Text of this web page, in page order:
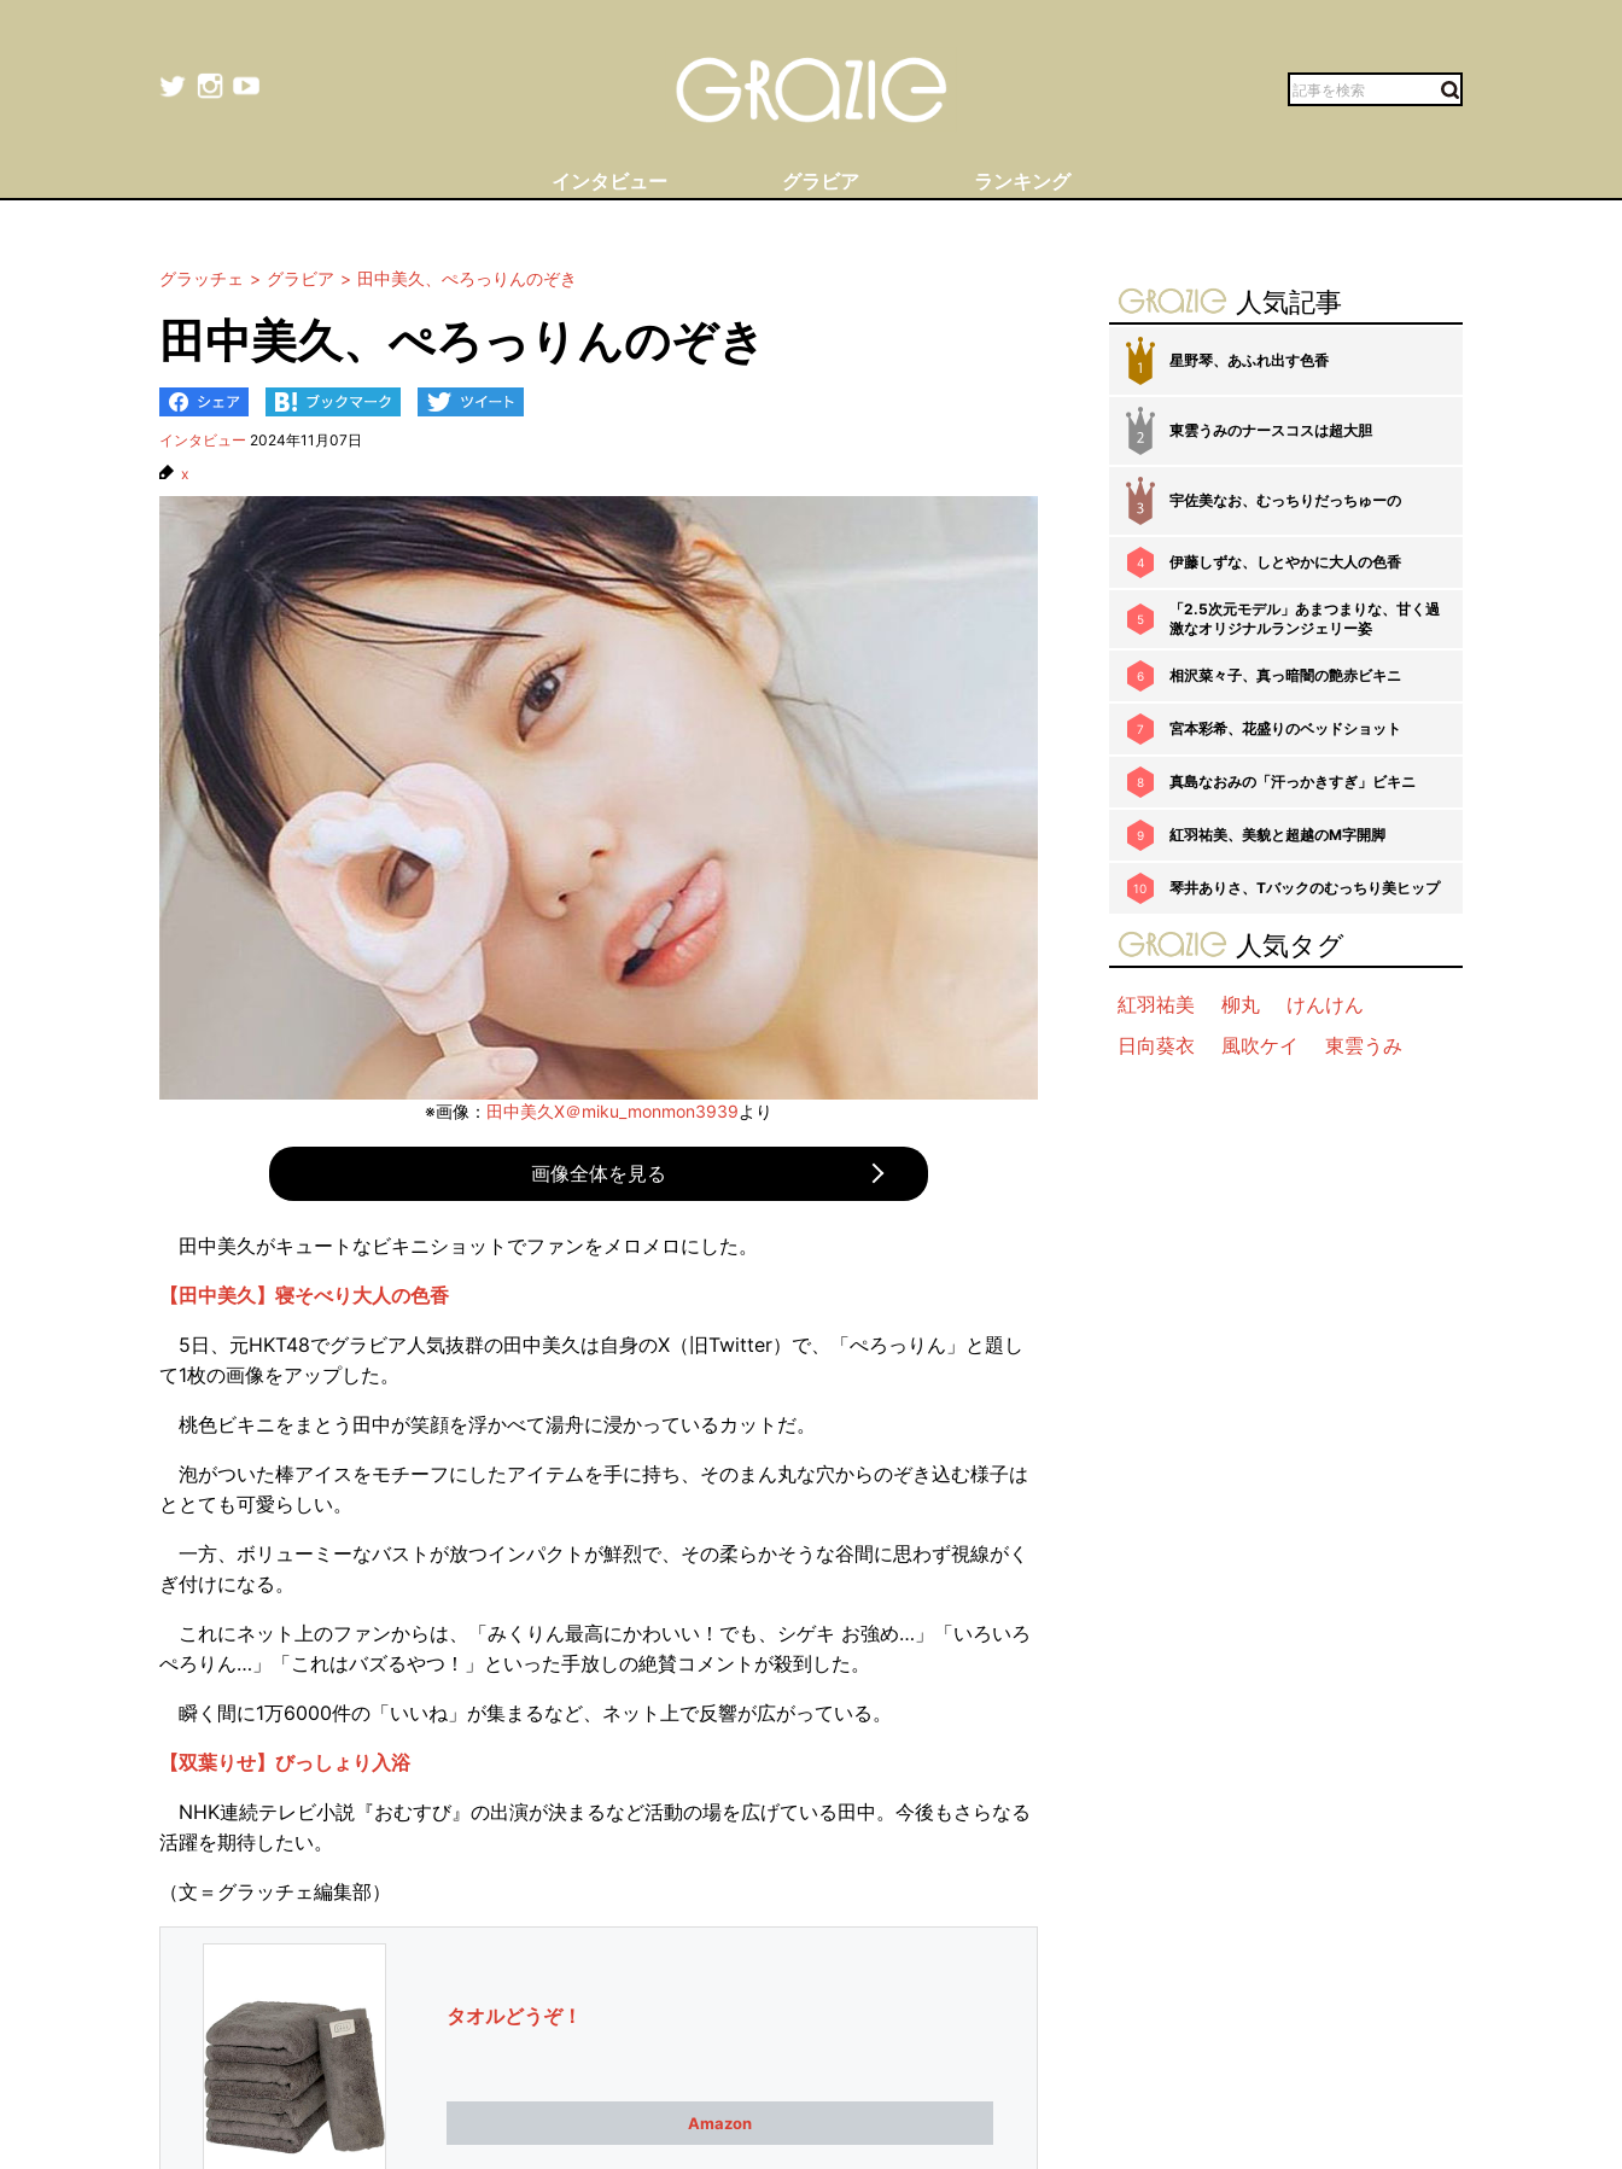
インタビュー グラビア ランキング
グラッチェ グラビア 田中美久、ぺろっりんのぞき
田中美久、ぺろっりんのぞき
インタビュー 2024年11月07日
x
※画像： 田中美久X＠miku_monmon3939より
画像全体を見る
田中美久がキュートなビキニショットでファンをメロメロにした。
【田中美久】寝そべり大人の色香
5日、元HKT48でグラビア人気抜群の田中美久は自身のX（旧Twitter）で、「ぺろっりん」と題し
て1枚の画像をアップした。
桃色ビキニをまとう田中が笑顔を浮かべて湯舟に浸かっているカットだ。
泡がついた棒アイスをモチーフにしたアイテムを手に持ち、そのまん丸な穴からのぞき込む様子は
ととても可愛らしい。
一方、ボリューミーなバストが放つインパクトが鮮烈で、その柔らかそうな谷間に思わず視線がく
ぎ付けになる。
これにネット上のファンからは、「みくりん最高にかわいい！でも、シゲキ お強め…」「いろいろ
ぺろりん…」「これはバズるやつ！」といった手放しの絶賛コメントが殺到した。
瞬く間に1万6000件の「いいね」が集まるなど、ネット上で反響が広がっている。
【双葉りせ】びっしょり入浴
NHK連続テレビ小説『おむすび』の出演が決まるなど活動の場を広げている田中。今後もさらなる
活躍を期待したい。
（文＝グラッチェ編集部）
タオルどうぞ！
Amazon
gravure-grazie
人気記事
1 星野琴、あふれ出す色香
東雲うみのナースコスは超大胆
宇佐美なお、むっちりだっちゅーの
4 伊藤しずな、しとやかに大人の色香
5
「2.5次元モデル」あまつまりな、甘く過
激なオリジナルランジェリー姿
6 相沢菜々子、真っ暗闇の艶赤ビキニ
7 宮本彩希、花盛りのベッドショット
8 真島なおみの「汗っかきすぎ」ビキニ
9 紅羽祐美、美貌と超越のM字開脚
10 琴井ありさ、Tバックのむっちり美ヒップ
gravure-grazie
人気タグ
紅羽祐美 柳丸
けんけん
日向葵衣
風吹ケイ 東雲うみ